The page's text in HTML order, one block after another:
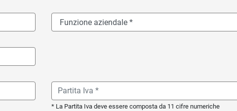
* La Partita Iva deve essere composta da 11 cifre numeriche